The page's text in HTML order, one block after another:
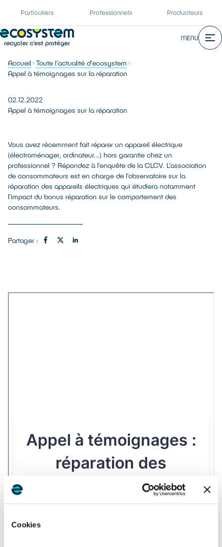
Cookies
Particuliers Professionnels Producteurs
MENU
Accueil
Toute l'actualité d'ecosystem
Appel à témoignages sur la réparation
02.12.2022
Appel à témoignages sur la réparation
Vous avez récemment fait réparer un appareil électrique
(électroménager, ordinateur...) hors garantie chez un
professionnel ? Répondez à l’enquête de la CLCV. L’association
de consommateurs est en charge de l’observatoire sur la
réparation des appareils électriques qui étudiera notamment
l’impact du bonus réparation sur le comportement des
consommateurs.
Partager :